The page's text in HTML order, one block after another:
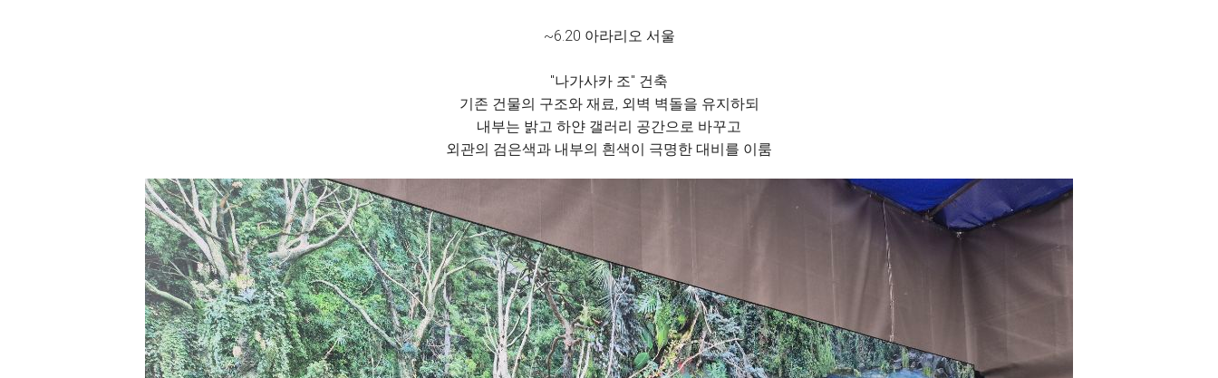
~6.20 아라리오 서울
"나가사카 조" 건축
기존 건물의 구조와 재료, 외벽 벽돌을 유지하되
내부는 밝고 하얀 갤러리 공간으로 바꾸고
외관의 검은색과 내부의 흰색이 극명한 대비를 이룸